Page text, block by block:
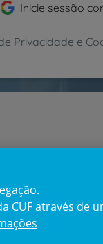
Inicie sessão
Privacidade e
através de